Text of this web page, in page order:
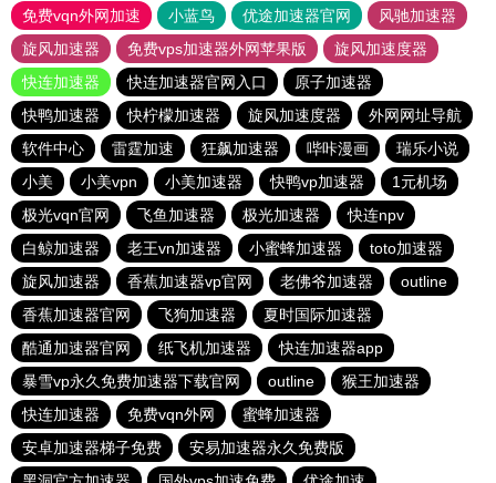
免费vqn外网加速
小蓝鸟 优途加速器官网
风驰加速器
旋风加速器
免费vps加速器外网苹果版
旋风加速度器
快连加速器
快连加速器官网入口
原子加速器
快鸭加速器
快柠檬加速器 旋风加速度器
外网网址导航
软件中心
雷霆加速 狂飙加速器 哔咔漫画
瑞乐小说
小美
小美vpn 小美加速器 快鸭vp加速器
1元机场
极光vqn官网
飞鱼加速器 极光加速器
快连npv
白鲸加速器
老王vn加速器 小蜜蜂加速器
toto加速器
旋风加速器
香蕉加速器vp官网 老佛爷加速器
outline
香蕉加速器官网
飞狗加速器
夏时国际加速器
酷通加速器官网
纸飞机加速器
快连加速器app
暴雪vp永久免费加速器下载官网
outline
猴王加速器
快连加速器
免费vqn外网
蜜蜂加速器
安卓加速器梯子免费
安易加速器永久免费版